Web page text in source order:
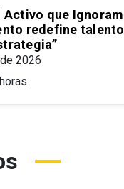
Activo que
redefine
2026